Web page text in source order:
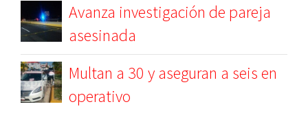
Avanza investigación de pareja
asesinada
Multan a 30 y aseguran a seis en
operativo